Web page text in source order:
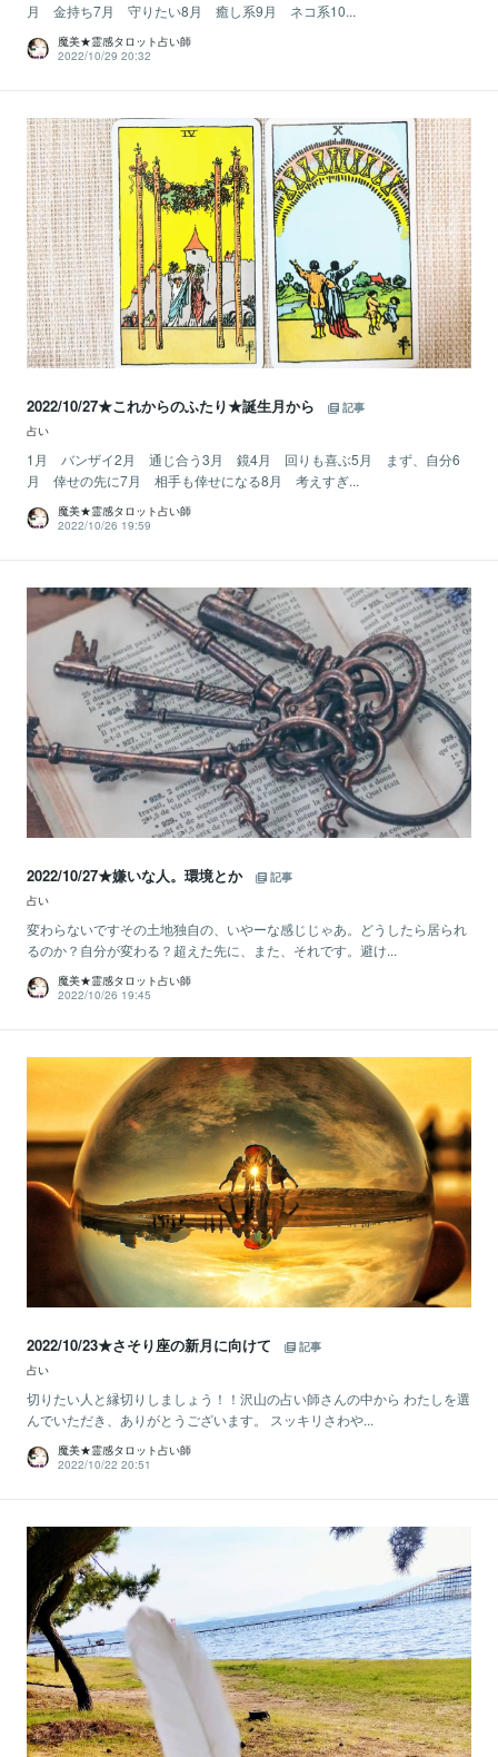
月 金持ち7月 守りたい8月 癒し系9月 ネコ系10...
魔美★霊感タロット占い師
2022/10/29 20:32
2022/10/27★これからのふたり★誕生月から
記事
占い
1月 バンザイ2月 通じ合う3月 鏡4月 回りも喜ぶ5月 まず、自分6
月 倖せの先に7月 相手も倖せになる8月 考えすぎ...
魔美★霊感タロット占い師
2022/10/26 19:59
2022/10/27★嫌いな人。環境とか
記事
占い
変わらないですその土地独自の、いやーな感じじゃあ。どうしたら居られ
るのか？自分が変わる？超えた先に、また、それです。避け...
魔美★霊感タロット占い師
2022/10/26 19:45
2022/10/23★さそり座の新月に向けて
記事
占い
切りたい人と縁切りしましょう！！沢山の占い師さんの中から わたしを選
んでいただき、ありがとうございます。 スッキリさわや...
魔美★霊感タロット占い師
2022/10/22 20:51